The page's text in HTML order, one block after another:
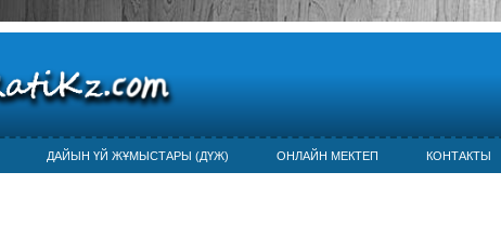
ДАЙЫН ҮЙ ЖҰМЫСТАРЫ (ДҮЖ) ОНЛАЙН МЕКТЕП КОНТАКТЫ